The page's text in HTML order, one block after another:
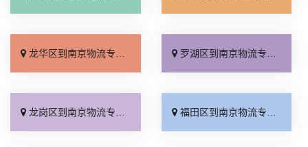
龙华区到南京物流专线_损坏理赔「快运直达」 罗湖区到南京物流专线_合理收费「全境派送」
龙岗区到南京物流专线_定点发车「上门提货」 福田区到南京物流专线_按时送达「直达不中转」